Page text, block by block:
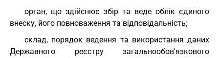
орган, що здійснює збір та веде облік єдиного
внеску, його повноваження та відповідальність;
склад, порядок ведення та використання даних
Державного реєстру загальнообов'язкового